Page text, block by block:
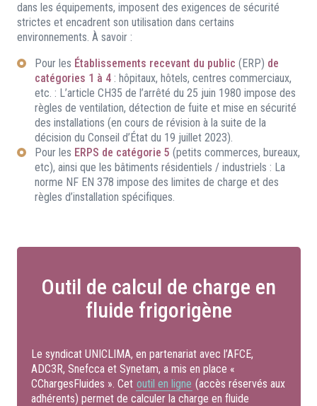
dans les équipements, imposent des exigences de sécurité
strictes et encadrent son utilisation dans certains
environnements. À savoir :
Pour les Établissements recevant du public (ERP) de
catégories 1 à 4: hôpitaux, hôtels, centres commerciaux,
etc. : L’article CH35 de l’arrêté du 25 juin 1980 impose des
règles de ventilation, détection de fuite et mise en sécurité
des installations (en cours de révision à la suite de la
décision du Conseil d’État du 19 juillet 2023).
Pour les ERPS de catégorie 5 (petits commerces, bureaux,
etc), ainsi que les bâtiments résidentiels / industriels : La
norme NF EN 378 impose des limites de charge et des
règles d’installation spécifiques.
Outil de calcul de charge en
fluide frigorigène
Le syndicat UNICLIMA, en partenariat avec l’AFCE,
ADC3R, Snefcca et Synetam, a mis en place «
CChargesFluides ». Cet outil en ligne (accès réservés aux
adhérents) permet de calculer la charge en fluide